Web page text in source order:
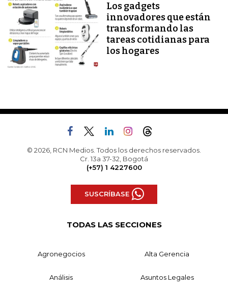
Los gadgets
innovadores que están
transformando las
tareas cotidianas para
los hogares
© 2026, RCN Medios. Todos los derechos reservados.
Cr. 13a 37-32, Bogotá
(+57) 1 4227600
SUSCRÍBASE
TODAS LAS SECCIONES
Agronegocios Alta Gerencia
Análisis Asuntos Legales